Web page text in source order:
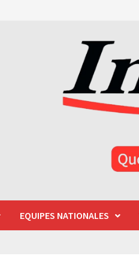
EQUIPES NATIONALES